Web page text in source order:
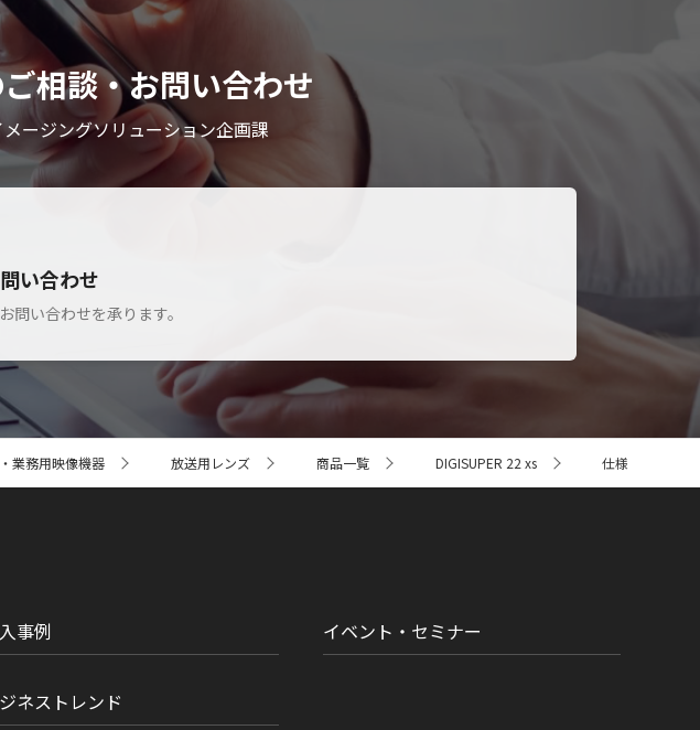
相談・お問い合わせ
ージングソリューション企画課
い合わせ
問い合わせを承ります。
業務用映像機器 放送用レンズ 商品一覧 DIGISUPER 22 xs 仕様
事例
ネストレンド
イベント・セミナー